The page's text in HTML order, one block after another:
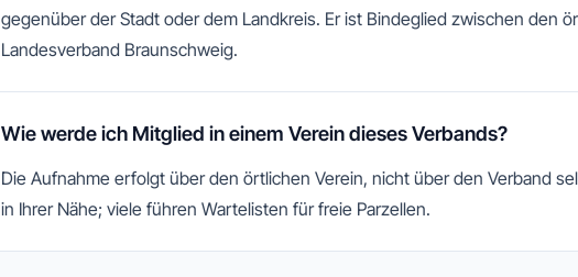
gegenüber der Stadt oder dem Landkreis. Er ist Bindeglied zwischen den
Landesverband Braunschweig.
Wie werde ich Mitglied in einem Verein dieses Verbands?
Die Aufnahme erfolgt über den örtlichen Verein, nicht über den Verband
in Ihrer Nähe; viele führen Wartelisten für freie Parzellen.